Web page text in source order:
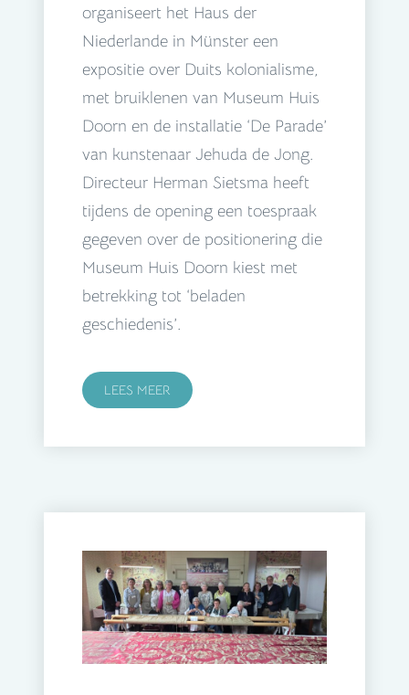
organiseert het Haus der
Niederlande in Münster een
expositie over Duits kolonialisme,
met bruiklenen van Museum Huis
Doorn en de installatie ‘De Parade’
van kunstenaar Jehuda de Jong.
Directeur Herman Sietsma heeft
tijdens de opening een toespraak
gegeven over de positionering die
Museum Huis Doorn kiest met
betrekking tot ‘beladen
geschiedenis’.
LEES MEER